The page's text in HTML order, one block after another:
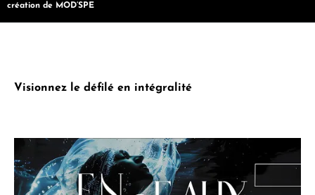
création de MOD’SPE
Visionnez le défilé en intégralité